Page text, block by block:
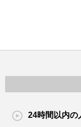
24時間以内の